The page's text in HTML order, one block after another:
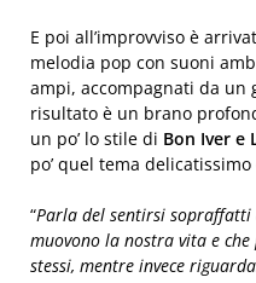
E poi all’improvviso è
melodia pop con suoni
ampi, accompagnati da un
risultato è un brano
un po’ lo stile di Bon Iver e
po’ quel tema
“Parla del sentirsi sopraffatti
muovono la nostra vita e
stessi, mentre invece